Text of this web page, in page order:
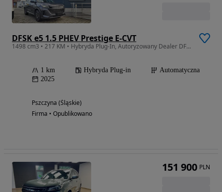
DFSK e5 1.5 PHEV Prestige E-CVT
1498 cm3 • 217 KM • Hybryda Plug-In, Autoryzowany Dealer DFSK 7 osób
1 km Hybryda Plug-in
Automatyczna
2025
Pszczyna (Śląskie)
Firma • Opublikowano
151 900 PLN